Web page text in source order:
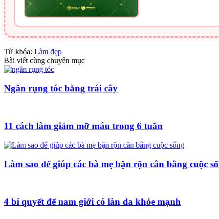
Từ khóa: Làm đẹp
Bài viết cùng chuyên mục
Ngăn rụng tóc bằng trái cây
11 cách làm giảm mỡ máu trong 6 tuần
Làm sao để giúp các bà mẹ bận rộn cân bằng cuộc
4 bí quyết để nam giới có làn da khỏe mạnh